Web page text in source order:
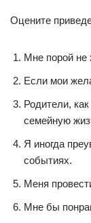
Оцените
Мне порой не
Если мои
Родители,
семейную
Я иногда
событиях.
Меня
Мне бы